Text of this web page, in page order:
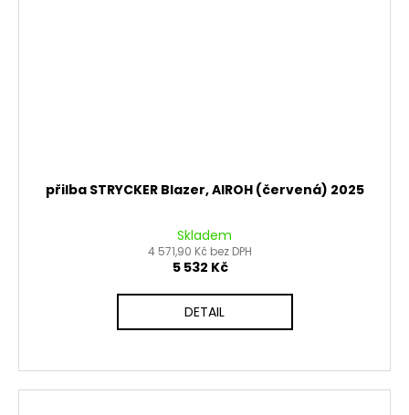
přilba STRYCKER Blazer, AIROH (červená) 2025
Skladem
4 571,90 Kč bez DPH
5 532 Kč
DETAIL